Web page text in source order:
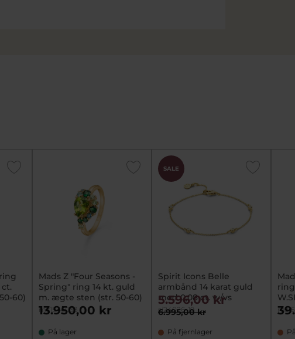
60)
Mads Z "Four Seasons -
Spring" ring 14 kt. guld
m. ægte sten (str. 50-60)
mz1546033
13.950,00 kr
På lager
SALE
Spirit Icons Belle
armbånd 14 karat guld
med 0,08 ct. w/vs
si24026-19
6.995,00 kr
5.596,00 kr
På fjernlager